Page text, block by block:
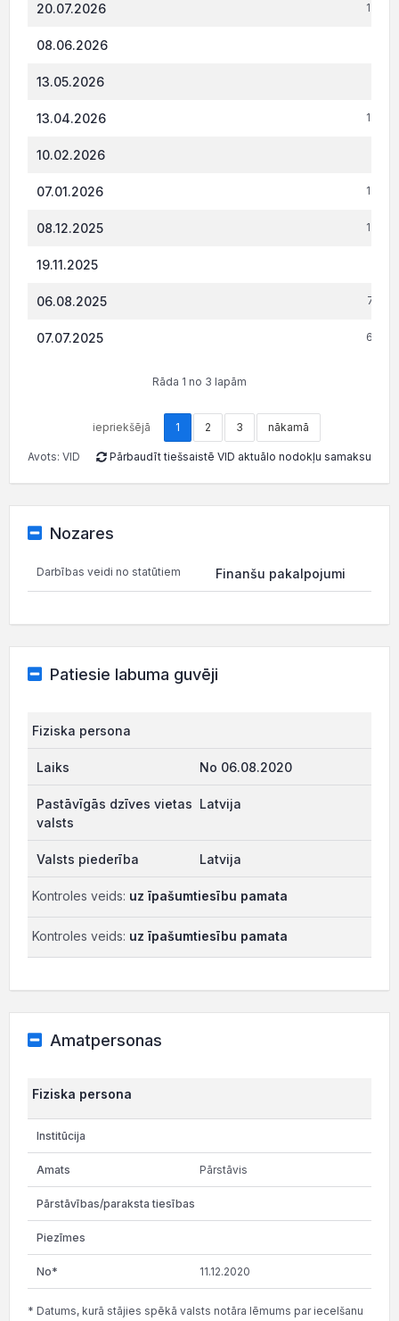
20.07.2026 1
08.06.2026
13.05.2026
13.04.2026 1
10.02.2026
07.01.2026 1
08.12.2025 1
19.11.2025
06.08.2025 7
07.07.2025 6
Rāda 1 no 3 lapām
iepriekšējā 1 2 3 nākamā
Avots: VID Pārbaudīt tiešsaistē VID aktuālo nodokļu samaksu
Nozares
Darbības veidi no statūtiem Finanšu pakalpojumi
Patiesie labuma guvēji
Fiziska persona
No 06.08.2020
Latvija
Latvija
Kontroles veids: uz īpašumtiesību pamata
Kontroles veids: uz īpašumtiesību pamata
Amatpersonas
Fiziska persona
Pārstāvis
11.12.2020
* Datums, kurā stājies spēkā valsts notāra lēmums par iecelšanu